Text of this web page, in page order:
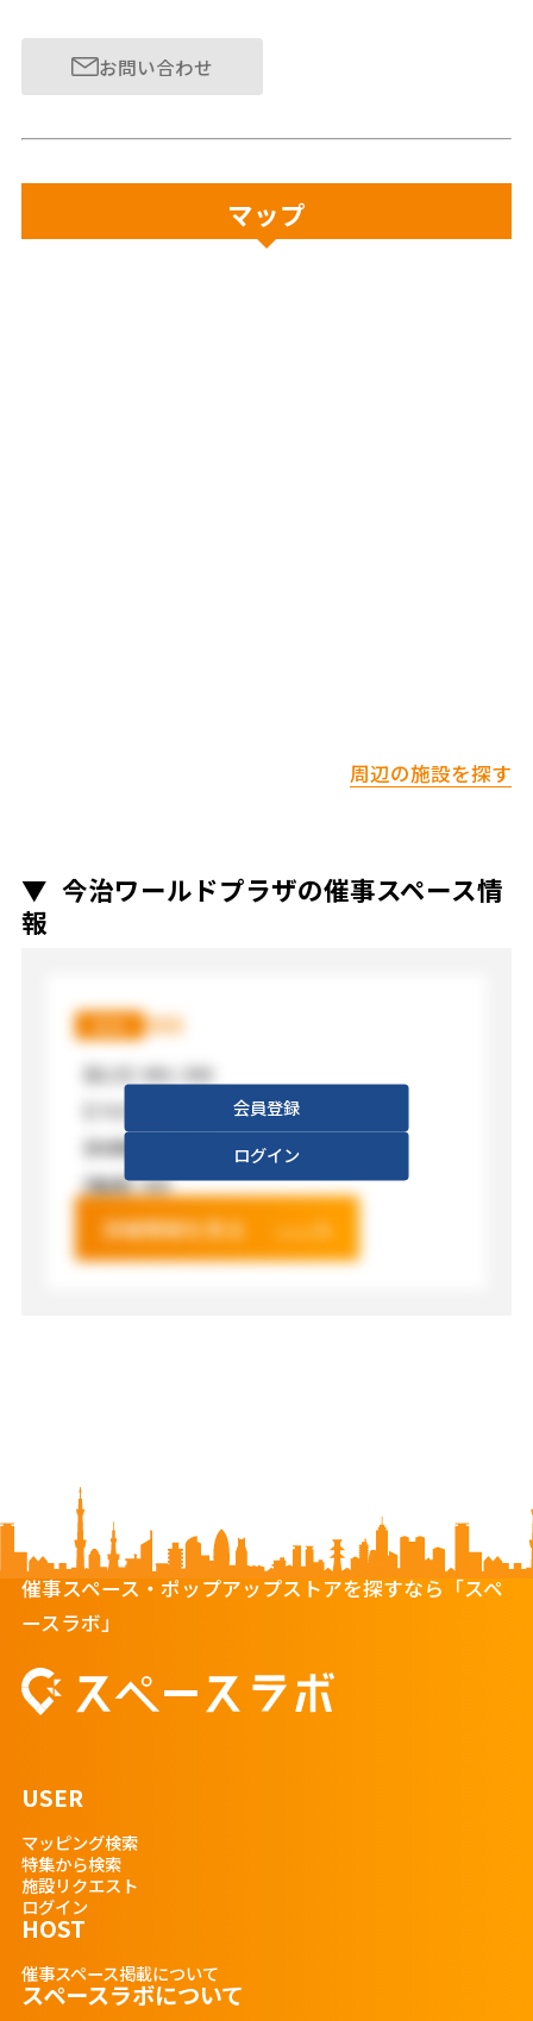
お問い合わせ
マップ
周辺の施設を探す
今治ワールドプラザの催事スペース情
報
XXX XXX
【広さ】
XXX / XXX
【利用料金】
【電源】XXX
詳細情報を見る
会員登録
ログイン
催事スペース・ポップアップストアを探すなら「スペ
ースラボ」
USER
マッピング検索
特集から検索
施設リクエスト
ログイン
HOST
催事スペース掲載について
スペースラボについて